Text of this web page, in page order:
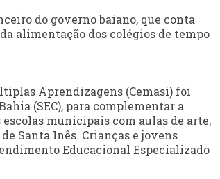
do governo baiano, que conta
alimentação dos colégios de tempo
Aprendizagens (Cemasi) foi
(SEC), para complementar a
municipais com aulas de arte,
Santa Inês. Crianças e jovens
Educacional Especializado